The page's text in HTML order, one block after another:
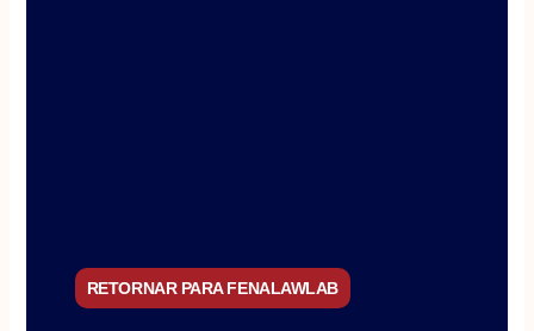
RETORNAR PARA FENALAWLAB